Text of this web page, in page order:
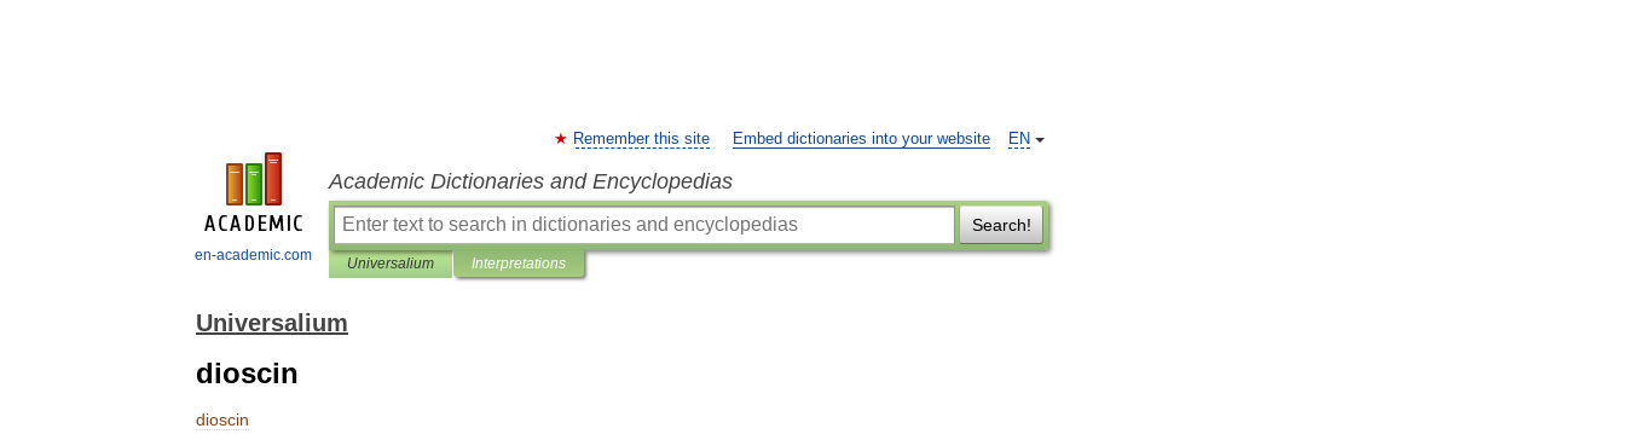
en-academic.com
EN
Remember this site Embed dictionaries into your website
Academic Dictionaries and Encyclopedias
Search!
Universalium Interpretations
Universalium
dioscin
dioscin